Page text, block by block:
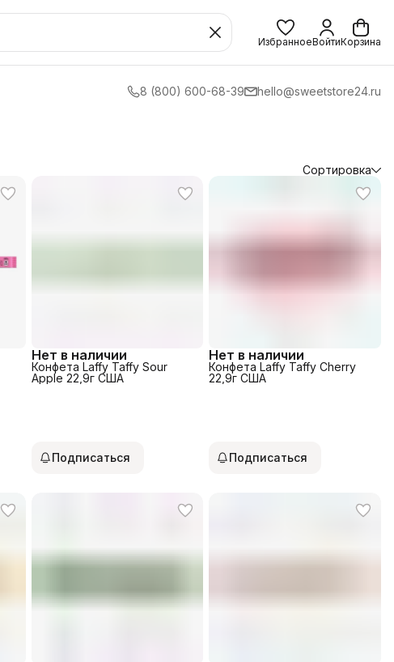
ИзбранноеВойтиКорзина
8 (800) 600-68-39 hello@sweetstore24.ru
Сортировка
Нет в наличии
Конфета Laffy Taffy Sour
Apple 22,9г США
Подписаться
Нет в наличии
Конфета Laffy Taffy Cherry
22,9г США
Подписаться